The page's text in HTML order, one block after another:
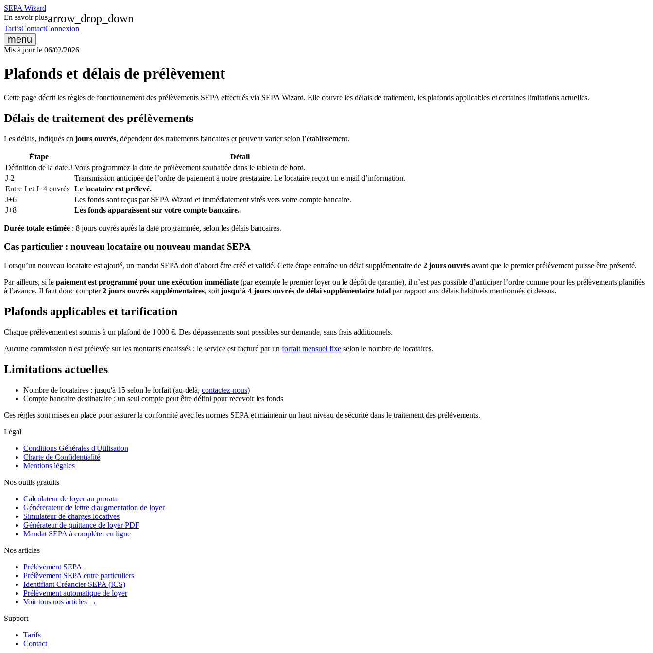
SEPA Wizard
En savoir plusarrow_drop_down
TarifsContactConnexion
menu
Mis à jour le 06/02/2026
Plafonds et délais de prélèvement
Cette page décrit les règles de fonctionnement des prélèvements SEPA effectués via SEPA Wizard. Elle couvre les délais de traitement, les plafonds applicables et certaines limitations actuelles.
Délais de traitement des prélèvements
Les délais, indiqués en jours ouvrés, dépendent des traitements bancaires et peuvent varier selon l’établissement.
Étape
Détail
Définition de la date J Vous programmez la date de prélèvement souhaitée dans le tableau de bord.
J-2
Transmission anticipée de l’ordre de paiement à notre prestataire. Le locataire reçoit un e-mail d’information.
Entre J et J+4 ouvrés Le locataire est prélevé.
J+6
Les fonds sont reçus par SEPA Wizard et immédiatement virés vers votre compte bancaire.
J+8
Les fonds apparaissent sur votre compte bancaire.
Durée totale estimée : 8 jours ouvrés après la date programmée, selon les délais bancaires.
Cas particulier : nouveau locataire ou nouveau mandat SEPA
Lorsqu’un nouveau locataire est ajouté, un mandat SEPA doit d’abord être créé et validé. Cette étape entraîne un délai supplémentaire de 2 jours ouvrés avant que le premier prélèvement puisse être présenté.
Par ailleurs, si le paiement est programmé pour une exécution immédiate (par exemple le premier loyer ou le dépôt de garantie), il n’est pas possible d’anticiper l’ordre comme pour les prélèvements planifiés
à l’avance. Il faut donc compter2 jours ouvrés supplémentaires, soit jusqu’à 4 jours ouvrés de délai supplémentaire total par rapport aux délais habituels mentionnés ci-dessus.
Plafonds applicables et tarification
Chaque prélèvement est soumis à un plafond de 1 000 €. Des dépassements sont possibles sur demande, sans frais additionnels.
Aucune commission n'est prélevée sur les montants encaissés : le service est facturé par un forfait mensuel fixe selon le nombre de locataires.
Limitations actuelles
Nombre de locataires : jusqu'à 15 selon le forfait (au-delà, contactez-nous)
Compte bancaire destinataire : un seul compte peut être défini pour recevoir les fonds
Ces règles sont mises en place pour assurer la conformité avec les normes SEPA et maintenir un haut niveau de sécurité dans le traitement des prélèvements.
Légal
Conditions Générales d'Utilisation
Charte de Confidentialité
Mentions légales
Nos outils gratuits
Calculateur de loyer au prorata
Générerateur de lettre d'augmentation de loyer
Simulateur de charges locatives
Générateur de quittance de loyer PDF
Mandat SEPA à compléter en ligne
Nos articles
Prélèvement SEPA
Prélèvement SEPA entre particuliers
Identifiant Créancier SEPA (ICS)
Prélèvement automatique de loyer
Voir tous nos articles →
Support
Tarifs
Contact